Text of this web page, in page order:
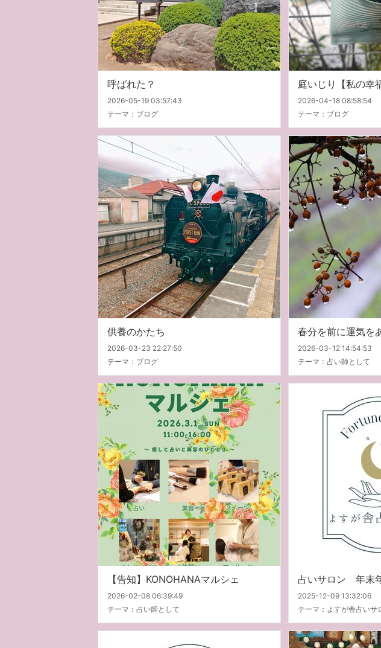
呼ばれた？
2026-05-19 03:57:43
テーマ： ブログ
庭いじり【私の幸
2026-04-18 08:58:54
テーマ： ブログ
供養のかたち
2026-03-23 22:27:50
テーマ： ブログ
春分を前に運気を
2026-03-12 14:54:53
テーマ： 占い師として
【告知】KONOHANAマルシェ
2026-02-08 06:39:49
テーマ： 占い師として
占いサロン 年末
2025-12-09 13:32:06
テーマ： よすが舎占いサ